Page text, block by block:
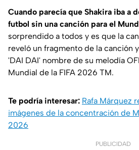
Cuando parecía que Shakira iba a
futbol sin una canción para el
sorprendido a todos y es que la
reveló un fragmento de la canción
'DAI DAI' nombre de su melodía
Mundial de la FIFA 2026 TM.
Te podría interesar: Rafa Márquez
imágenes de la concentración de
2026
PUBLICIDAD